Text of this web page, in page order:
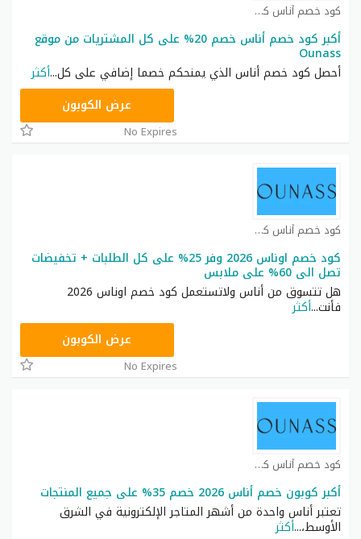
كود خصم أناس كوبون
أكبر كود خصم أناس خصم 20% على كل المشتريات من موقع
Ounass
أحصل كود خصم أناس الذي يمنحكم خصما إضافي على كل...أكثر
DB115عرض الكوبون
No Expires
كود خصم أناس كوبون
كود خصم اوناس 2026 وفر 25% على كل الطلبات + تخفيضات
تصل الى 60% على ملابس
هل تتسوق من أناس ولاتستعمل كود خصم اوناس 2026
فأنت...أكثر
DB115عرض الكوبون
No Expires
كود خصم أناس كوبون
أكبر كوبون خصم أناس 2026 خصم 35% على جميع المنتجات
تعتبر أناس واحدة من أشهر المتاجر الإلكترونية في الشرق
الأوسط،...أكثر